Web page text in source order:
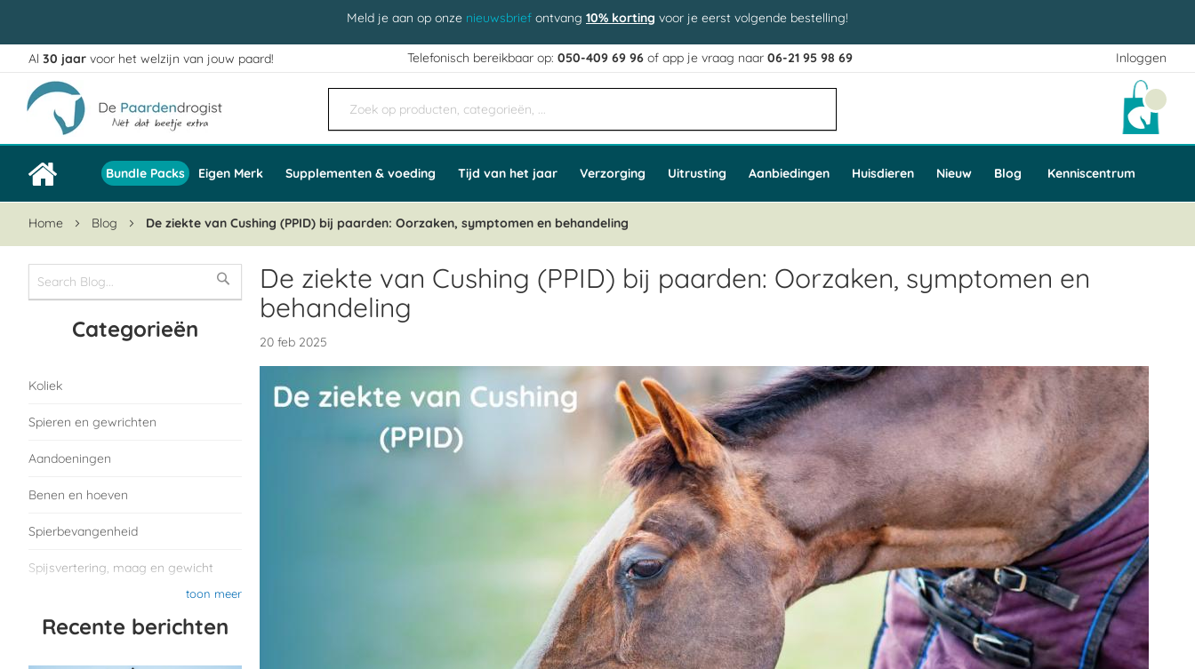
Meld je aan op onze nieuwsbrief ontvang 10% korting voor je eerst volgende bestelling!
Inloggen
Ga
naar
de
inhoud
Al 30 jaar voor het welzijn van jouw paard! Telefonisch bereikbaar op:050-409 69 96 of app je vraag naar06-21 95 98 69
Bundle Packs Eigen Merk Supplementen & voeding Tijd van het jaar Verzorging Uitrusting Aanbiedingen Huisdieren Nieuw Blog Kenniscentrum
Home Blog De ziekte van Cushing (PPID) bij paarden: Oorzaken, symptomen en behandeling
De ziekte van Cushing (PPID) bij paarden: Oorzaken, symptomen en
behandeling
20 feb 2025
Categorieën
Koliek
Spieren en gewrichten
Aandoeningen
Benen en hoeven
Spierbevangenheid
Spijsvertering, maag en gewicht
toon meer
Recente berichten